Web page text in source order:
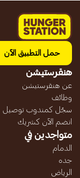
حمل التطبيق الآن
هنقرستيشن
عن هنقرستيشن
وظائف
سجّل كمندوب توصيل
انضم الآن كشريك
متواجدين في
الدمام
جده
الرياض